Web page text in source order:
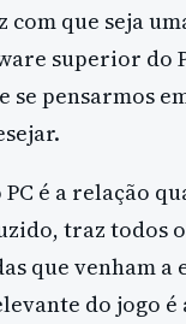
com que seja
superior do
pensarmos
é a relação
traz todos
que venham a
do jogo é